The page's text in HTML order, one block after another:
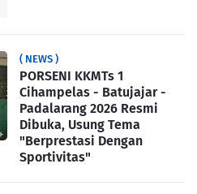
( NEWS )
PORSENI KKMTs 1
Cihampelas - Batujajar -
Padalarang 2026 Resmi
Dibuka, Usung Tema
"Berprestasi Dengan
Sportivitas"